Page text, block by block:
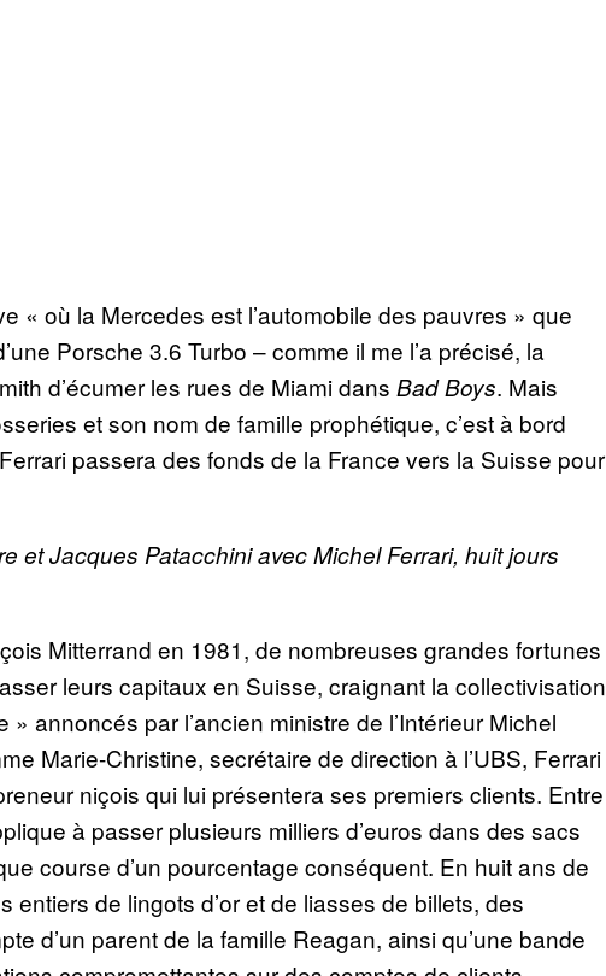
« où la Mercedes est l’automobile des pauvres » que
Porsche 3.6 Turbo – comme il me l’a précisé, la
d’écumer les rues de Miami dans Bad Boys. Mais
et son nom de famille prophétique, c’est à bord
passera des fonds de la France vers la Suisse pour
et Jacques Patacchini avec Michel Ferrari, huit jours
Mitterrand en 1981, de nombreuses grandes fortunes
leurs capitaux en Suisse, craignant la collectivisation
annoncés par l’ancien ministre de l’Intérieur Michel
Marie-Christine, secrétaire de direction à l’UBS, Ferrari
niçois qui lui présentera ses premiers clients. Entre
à passer plusieurs milliers d’euros dans des sacs
course d’un pourcentage conséquent. En huit ans de
entiers de lingots d’or et de liasses de billets, des
d’un parent de la famille Reagan, ainsi qu’une bande